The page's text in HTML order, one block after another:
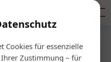
Cookies für essenzielle
Zustimmung – für